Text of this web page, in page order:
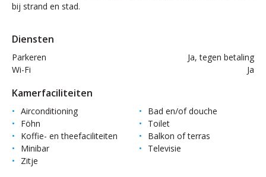
bij strand en stad.
Diensten
Parkeren
Ja, tegen betaling
Wi-Fi
Ja
Kamerfaciliteiten
Airconditioning
Bad en/of douche
Föhn
Toilet
Koffie- en theefaciliteiten
Balkon of terras
Minibar
Televisie
Zitje